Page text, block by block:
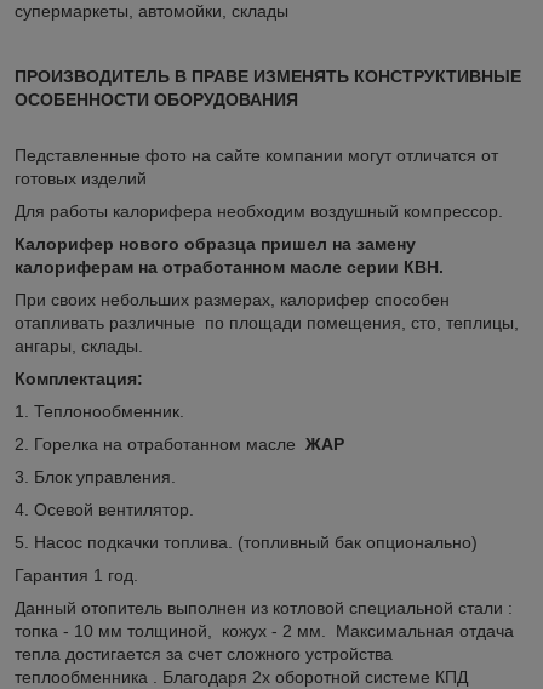
супермаркеты, автомойки, склады
ПРОИЗВОДИТЕЛЬ В ПРАВЕ ИЗМЕНЯТЬ КОНСТРУКТИВНЫЕ
ОСОБЕННОСТИ ОБОРУДОВАНИЯ
Педставленные фото на сайте компании могут отличатся от
готовых изделий
Для работы калорифера необходим воздушный компрессор.
Калорифер нового образца пришел на замену
калориферам на отработанном масле серии КВН.
При своих небольших размерах, калорифер способен
отапливать различные по площади помещения, сто, теплицы,
ангары, склады.
Комплектация:
1. Теплонообменник.
2. Горелка на отработанном масле ЖАР
3. Блок управления.
4. Осевой вентилятор.
5. Насос подкачки топлива. (топливный бак опционально)
Гарантия 1 год.
Данный отопитель выполнен из котловой специальной стали :
топка - 10 мм толщиной, кожух - 2 мм. Максимальная отдача
тепла достигается за счет сложного устройства
теплообменника . Благодаря 2х оборотной системе КПД